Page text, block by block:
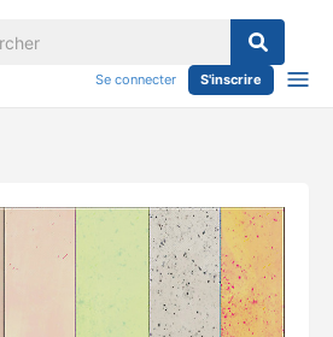
Se connecter S'inscrire